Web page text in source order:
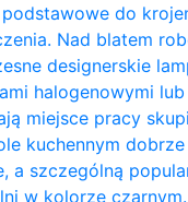
podstawowe do
Nad blatem
designerskie
halogenowymi
miejsce pracy
kuchennym
a szczególną
w kolorze